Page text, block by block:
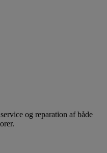
og reparation af både